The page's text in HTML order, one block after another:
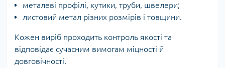
металеві профілі, кутики, труби, швелери;
листовий метал різних розмірів і товщини.
Кожен виріб проходить контроль якості та
відповідає сучасним вимогам міцності й
довговічності.